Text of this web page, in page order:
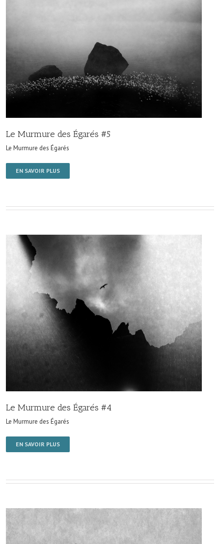
Le Murmure des Égarés #5
Le Murmure des Égarés
EN SAVOIR PLUS
Le Murmure des Égarés #4
Le Murmure des Égarés
EN SAVOIR PLUS